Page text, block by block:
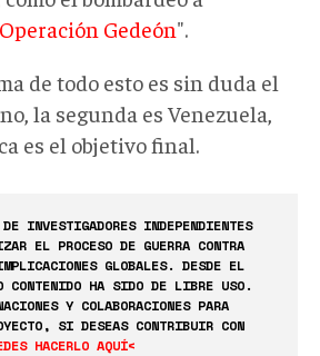
Operación Gedeón".
de todo esto es sin duda el
la segunda es Venezuela,
es el objetivo final.
INVESTIGADORES INDEPENDIENTES
EL PROCESO DE GUERRA CONTRA
GLOBALES. DESDE EL
CONTENIDO HA SIDO DE LIBRE USO.
Y COLABORACIONES PARA
SI DESEAS CONTRIBUIR CON
HACERLO AQUÍ<